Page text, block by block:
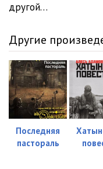
другой…
Другие
Последняя
пастораль